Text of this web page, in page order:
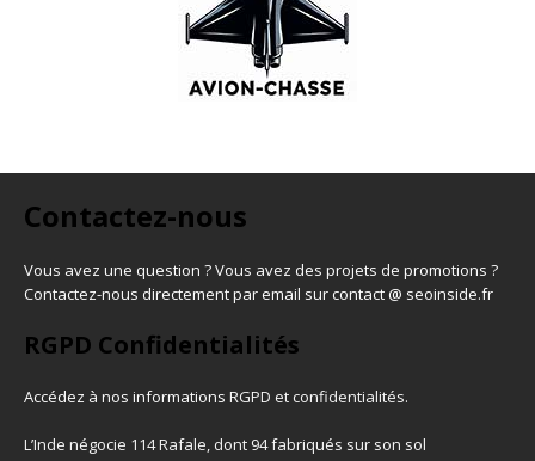
Contactez-nous
Vous avez une question ? Vous avez des projets de promotions ?
Contactez-nous directement par email sur contact @ seoinside.fr
RGPD Confidentialités
Accédez à nos informations RGPD et confidentialités.
L’Inde négocie 114 Rafale, dont 94 fabriqués sur son sol